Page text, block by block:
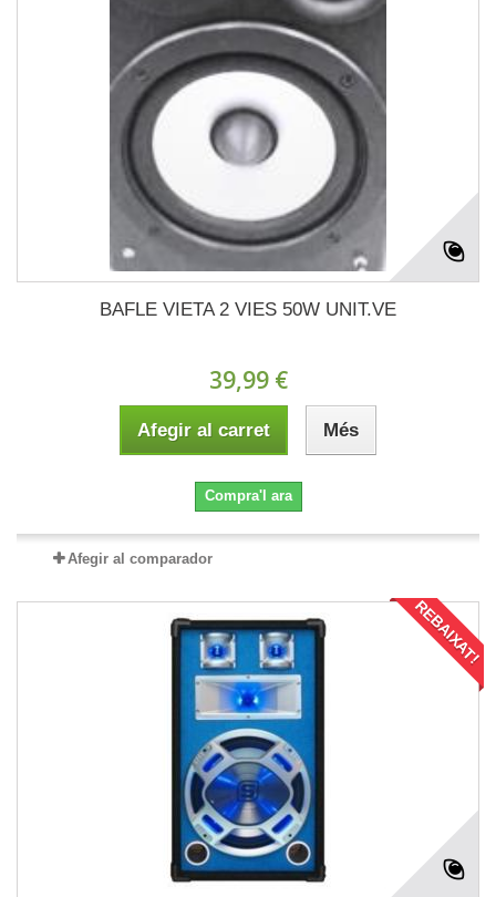
BAFLE VIETA 2 VIES 50W UNIT.VE
39,99 €
Afegir al carret Més
Compra'l ara
Afegir al comparador
REBAIXAT!